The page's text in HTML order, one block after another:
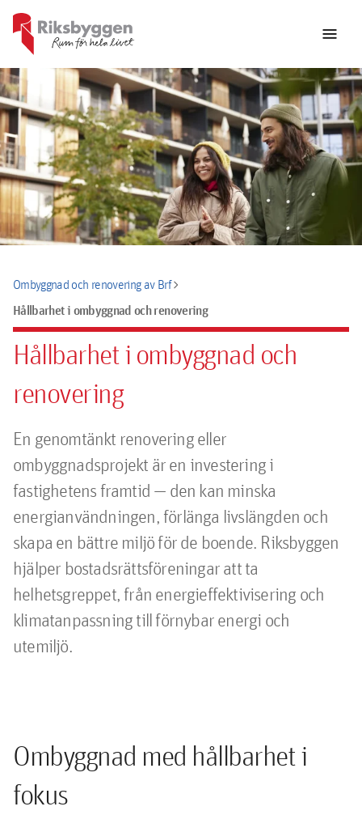
menu
Ombyggnad och renovering av Brfchevron_right
Hållbarhet i ombyggnad och renovering
Hållbarhet i ombyggnad och
renovering
En genomtänkt renovering eller
ombyggnadsprojekt är en investering i
fastighetens framtid — den kan minska
energianvändningen, förlänga livslängden och
skapa en bättre miljö för de boende. Riksbyggen
hjälper bostadsrättsföreningar att ta
helhetsgreppet, från energieffektivisering och
klimatanpassning till förnybar energi och
utemiljö.
Ombyggnad med hållbarhet i
fokus